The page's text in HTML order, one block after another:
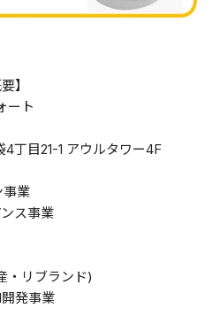
】
ート
丁目21-1 アウルタワー4F
事業
ス事業
・リブランド)
発事業